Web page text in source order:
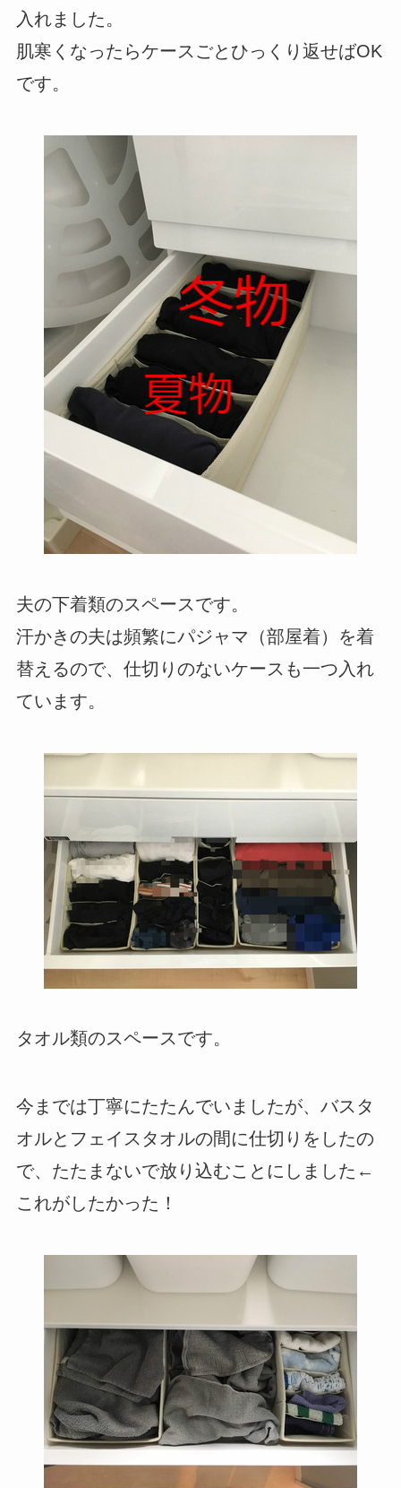
入れました。
肌寒くなったらケースごとひっくり返せばOK
です。
夫の下着類のスペースです。
汗かきの夫は頻繁にパジャマ（部屋着）を着
替えるので、仕切りのないケースも一つ入れ
ています。
タオル類のスペースです。
今までは丁寧にたたんでいましたが、バスタ
オルとフェイスタオルの間に仕切りをしたの
で、たたまないで放り込むことにしました←
これがしたかった！